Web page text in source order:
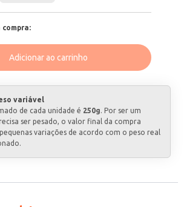
compra:
Adicionar ao carrinho
variável
de cada unidade é 250g. Por ser um
ser pesado, o valor final da compra
variações de acordo com o peso real